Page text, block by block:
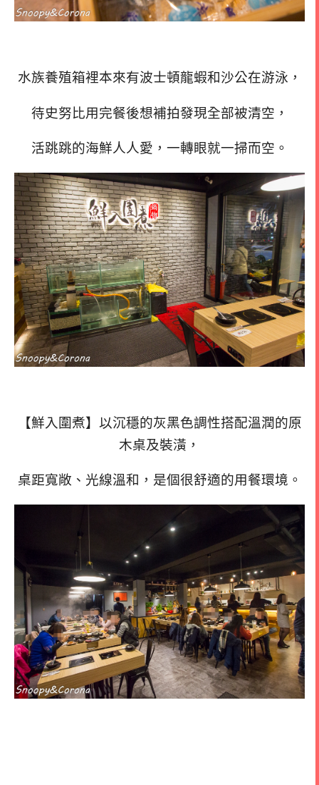
水族養殖箱裡本來有波士頓龍蝦和沙公在游泳，
待史努比用完餐後想補拍發現全部被清空，
活跳跳的海鮮人人愛，一轉眼就一掃而空。
【鮮入圍煮】以沉穩的灰黑色調性搭配溫潤的原
木桌及裝潢，
桌距寬敞、光線溫和，是個很舒適的用餐環境。